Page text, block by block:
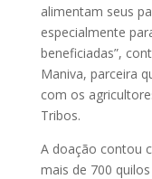
alimentam seus
especialmente
beneficiadas”,
Maniva, parceira
com os
Tribos.
A doação contou
mais de 700